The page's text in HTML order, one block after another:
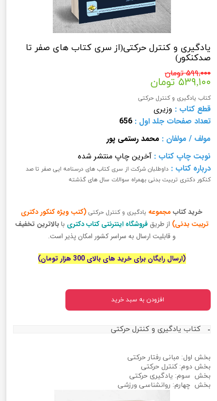
یادگیری و کنترل حرکتی(از سری کتاب های صفر تا
صدکنکور)
۵۹۹,۰۰۰ تومان
۵۳۹,۱۰۰ تومان
کتاب یادگیری و کنترل حرکتی
قطع کتاب : وزیری
تعداد صفحات جلد اول :
656
مولف / مولفان : محمد رستمی پور
نوبت چاپ کتاب : آخرین چاپ منتشر شده
درباره کتاب : داوطلبان شرکت از سری کتاب های درسنامه ایی صفر تا صد
کنکور دکتری تربیت بدنی بهمراه سوالات سال های گذشته
خرید کتاب مجموعه یادگیری و کنترل حرکتی(کتب ویژه کنکور دکتری
تربیت بدنی) از طریق فروشگاه اینترنتی کتاب دکتری بابالاترین تخفیف
و قابلیت ارسال به سراسر کشور امکان پذیر است.
(ارسال رایگان برای خرید های بالای 300 هزار تومان)
افزودن به سبد خرید
کتاب یادگیری و کنترل حرکتی
بخش اول: مبانی رفتار حرکتی
بخش دوم: کنترل حرکتی
بخش سوم: یادگیری حرکتی
بخش چهارم: روانشناسی ورزشی